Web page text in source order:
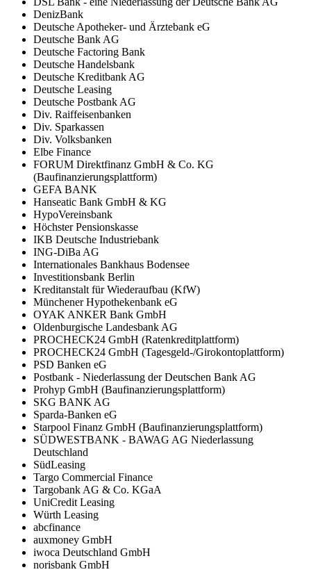
DenizBank
Deutsche Apotheker- und Ärztebank eG
Deutsche Bank AG
Deutsche Factoring Bank
Deutsche Handelsbank
Deutsche Kreditbank AG
Deutsche Leasing
Deutsche Postbank AG
Div. Raiffeisenbanken
Div. Sparkassen
Div. Volksbanken
Elbe Finance
FORUM Direktfinanz GmbH & Co. KG
(Baufinanzierungsplattform)
GEFA BANK
Hanseatic Bank GmbH & KG
HypoVereinsbank
Höchster Pensionskasse
IKB Deutsche Industriebank
ING-DiBa AG
Internationales Bankhaus Bodensee
Investitionsbank Berlin
Kreditanstalt für Wiederaufbau (KfW)
Münchener Hypothekenbank eG
OYAK ANKER Bank GmbH
Oldenburgische Landesbank AG
PROCHECK24 GmbH (Ratenkreditplattform)
PROCHECK24 GmbH (Tagesgeld-/Girokontoplattform)
PSD Banken eG
Postbank - Niederlassung der Deutschen Bank AG
Prohyp GmbH (Baufinanzierungsplattform)
SKG BANK AG
Sparda-Banken eG
Starpool Finanz GmbH (Baufinanzierungsplattform)
SÜDWESTBANK - BAWAG AG Niederlassung
Deutschland
SüdLeasing
Targo Commercial Finance
Targobank AG & Co. KGaA
UniCredit Leasing
Würth Leasing
abcfinance
auxmoney GmbH
iwoca Deutschland GmbH
norisbank GmbH